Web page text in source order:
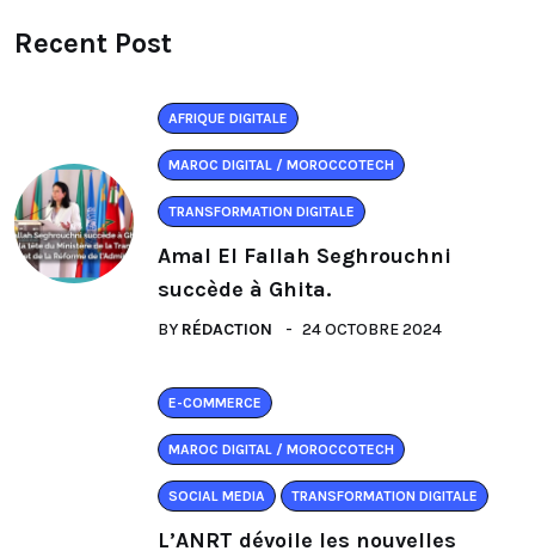
Recent Post
AFRIQUE DIGITALE
MAROC DIGITAL / MOROCCOTECH
TRANSFORMATION DIGITALE
Amal El Fallah Seghrouchni
succède à Ghita.
BY RÉDACTION 24 OCTOBRE 2024
E-COMMERCE
MAROC DIGITAL / MOROCCOTECH
SOCIAL MEDIA TRANSFORMATION DIGITALE
L’ANRT dévoile les nouvelles